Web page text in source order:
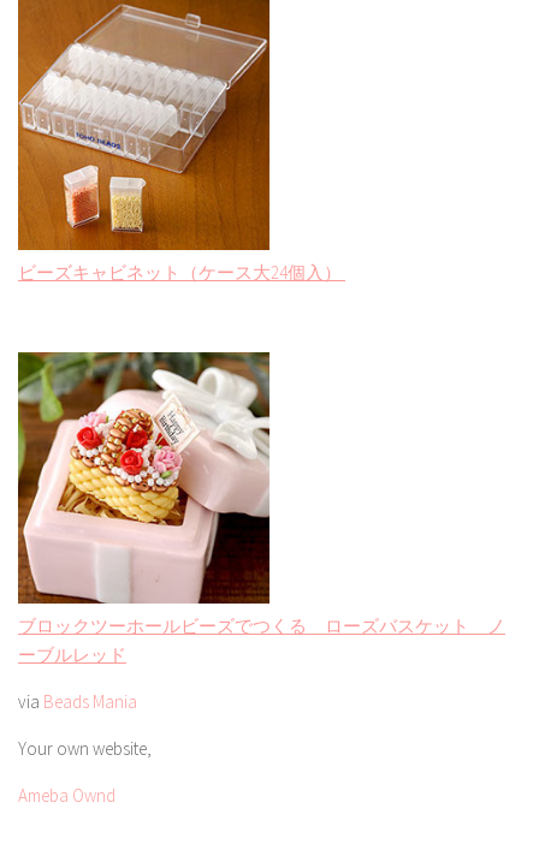
ビーズキャビネット（ケース大24個入）
ブロックツーホールビーズでつくる ローズバスケット ノ
ーブルレッド
via Beads Mania
Your own website,
Ameba Ownd